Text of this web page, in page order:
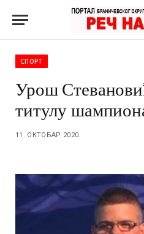
СПОРТ
Урош
титулу
11. ОКТОБАР 2020.